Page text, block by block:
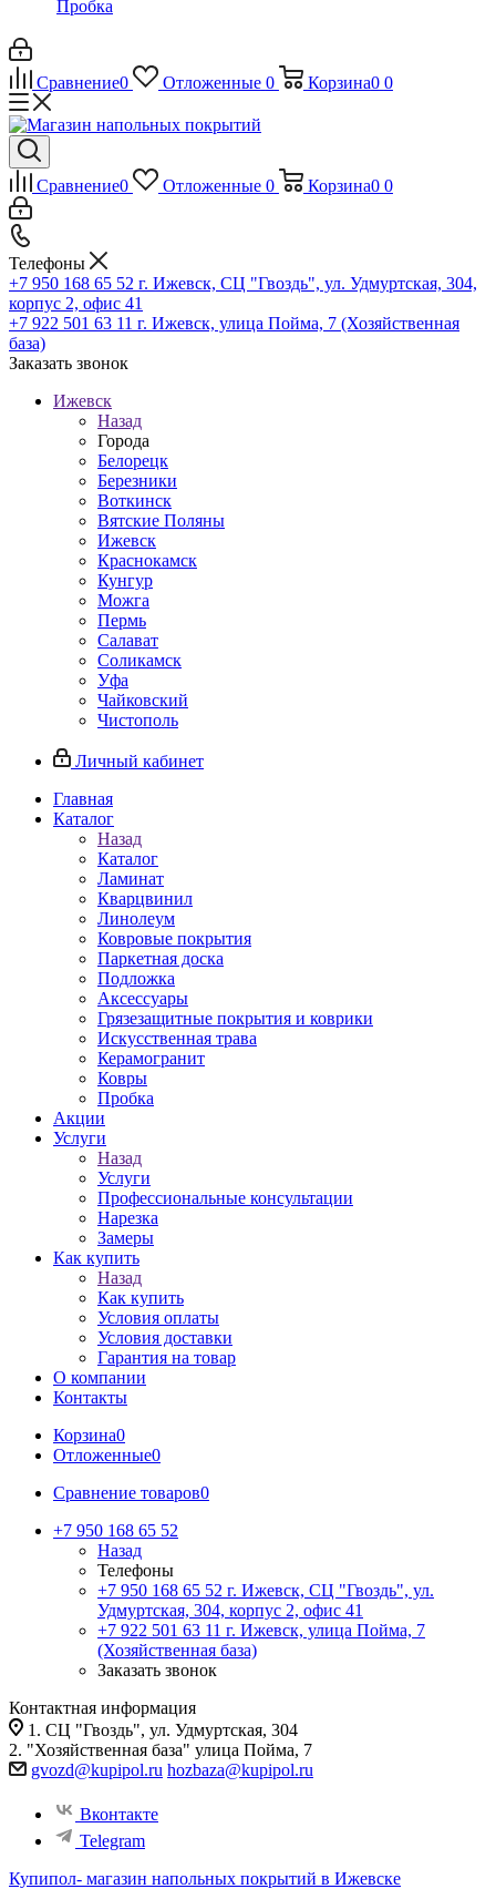
Пробка
Сравнение0 Отложенные 0 Корзина0 0
Сравнение0 Отложенные 0 Корзина0 0
Телефоны
+7 950 168 65 52 г. Ижевск, СЦ "Гвоздь", ул. Удмуртская, 304,
корпус 2, офис 41
+7 922 501 63 11 г. Ижевск, улица Пойма, 7 (Хозяйственная
база)
Заказать звонок
Ижевск
Назад
Города
Белорецк
Березники
Воткинск
Вятские Поляны
Ижевск
Краснокамск
Кунгур
Можга
Пермь
Салават
Соликамск
Уфа
Чайковский
Чистополь
Личный кабинет
Главная
Каталог
Назад
Каталог
Ламинат
Кварцвинил
Линолеум
Ковровые покрытия
Паркетная доска
Подложка
Аксессуары
Грязезащитные покрытия и коврики
Искусственная трава
Керамогранит
Ковры
Пробка
Акции
Услуги
Назад
Услуги
Профессиональные консультации
Нарезка
Замеры
Как купить
Назад
Как купить
Условия оплаты
Условия доставки
Гарантия на товар
О компании
Контакты
Корзина0
Отложенные0
Сравнение товаров0
+7 950 168 65 52
Назад
Телефоны
+7 950 168 65 52 г. Ижевск, СЦ "Гвоздь", ул.
Удмуртская, 304, корпус 2, офис 41
+7 922 501 63 11 г. Ижевск, улица Пойма, 7
(Хозяйственная база)
Заказать звонок
Контактная информация
1. СЦ "Гвоздь", ул. Удмуртская, 304
2. "Хозяйственная база" улица Пойма, 7
gvozd@kupipol.ru hozbaza@kupipol.ru
Вконтакте
Telegram
Купипол- магазин напольных покрытий в Ижевске